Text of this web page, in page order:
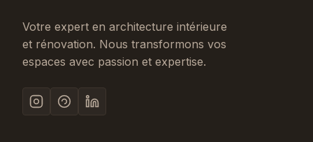
Votre expert en architecture intérieure
et rénovation. Nous transformons vos
espaces avec passion et expertise.